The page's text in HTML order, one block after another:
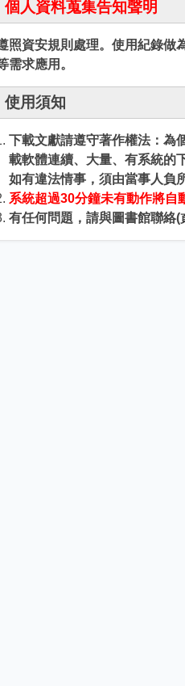
個人資料蒐集告知聲明
照資安規則處理。使用紀錄做
需求應用。
使用須知
下載文獻請遵守著作權法：為
載軟體連續、大量、有系統的
如有違法情事，須由當事人負
系統超過30分鐘未有動作將自
有任何問題，請與圖書館聯絡(